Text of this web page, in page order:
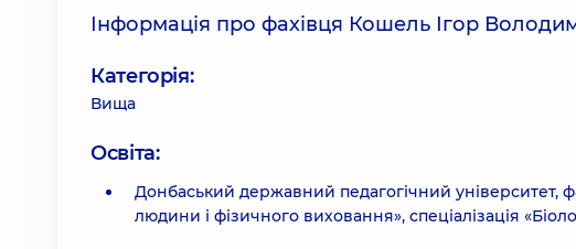
Інформація про фахівця Кошель Ігор
Категорія:
Вища
Освіта:
Донбаський державний педагогічний університет,
людини і фізичного виховання», спеціалізація